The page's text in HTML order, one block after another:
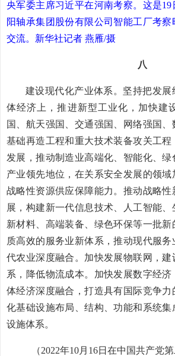
央军委主席习近平在河南考察。这是
阳轴承集团股份有限公司智能工厂考
交流。新华社记者 燕雁/摄
八
建设现代化产业体系。坚持把发
体经济上，推进新型工业化，加快建
国、航天强国、交通强国、网络强国
基础再造工程和重大技术装备攻关工程
发展，推动制造业高端化、智能化、
产业领先地位，在关系安全发展的领
战略性资源供应保障能力。推动战略
展，构建新一代信息技术、人工智能、
新材料、高端装备、绿色环保等一批
质高效的服务业新体系，推动现代服
代农业深度融合。加快发展物联网，
系，降低物流成本。加快发展数字经
体经济深度融合，打造具有国际竞争
化基础设施布局、结构、功能和系统集
设施体系。
（2022年10月16日在中国共产党